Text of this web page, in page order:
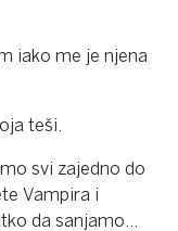
iako me je njena
teši.
svi zajedno do
Vampira i
da sanjamo…